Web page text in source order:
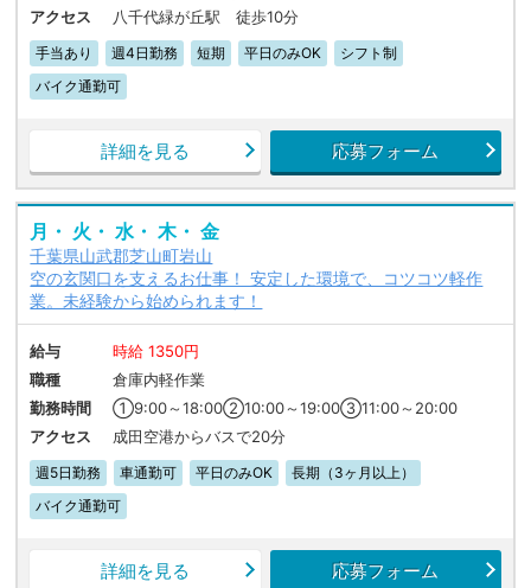
アクセス
八千代緑が丘駅 徒歩10分
手当あり 週4日勤務 短期 平日のみOK
シフト制
バイク通勤可
詳細を見る 応募フォーム
月・ 火・ 水・ 木・ 金
千葉県山武郡芝山町岩山
空の玄関口を支えるお仕事！ 安定した環境で、コツコツ軽作
業。未経験から始められます！
給与
時給 1350円
職種
倉庫内軽作業
勤務時間
①9:00～18:00②10:00～19:00③11:00～20:00
アクセス
成田空港からバスで20分
週5日勤務 車通勤可 平日のみOK
長期（3ヶ月以上）
バイク通勤可
詳細を見る 応募フォーム